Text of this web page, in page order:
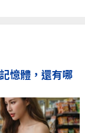
憶體，還有哪